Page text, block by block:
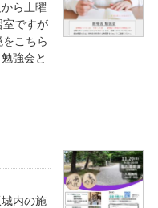
ら土曜
室ですが
こちら
強会と
内の施